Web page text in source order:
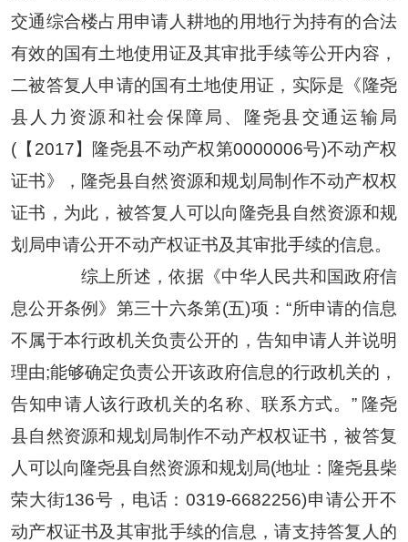
交通综合楼占用申请人耕地的用地行为持有的合法
有效的国有土地使用证及其审批手续等公开内容，
二被答复人申请的国有土地使用证，实际是《隆尧
县人力资源和社会保障局、隆尧县交通运输局
(【2017】隆尧县不动产权第0000006号)不动产权
证书》，隆尧县自然资源和规划局制作不动产权权
证书，为此，被答复人可以向隆尧县自然资源和规
划局申请公开不动产权证书及其审批手续的信息。
综上所述，依据《中华人民共和国政府信
息公开条例》第三十六条第(五)项：“所申请的信息
不属于本行政机关负责公开的，告知申请人并说明
理由;能够确定负责公开该政府信息的行政机关的，
告知申请人该行政机关的名称、联系方式。” 隆尧
县自然资源和规划局制作不动产权权证书，被答复
人可以向隆尧县自然资源和规划局(地址：隆尧县柴
荣大街136号，电话：0319-6682256)申请公开不
动产权证书及其审批手续的信息，请支持答复人的